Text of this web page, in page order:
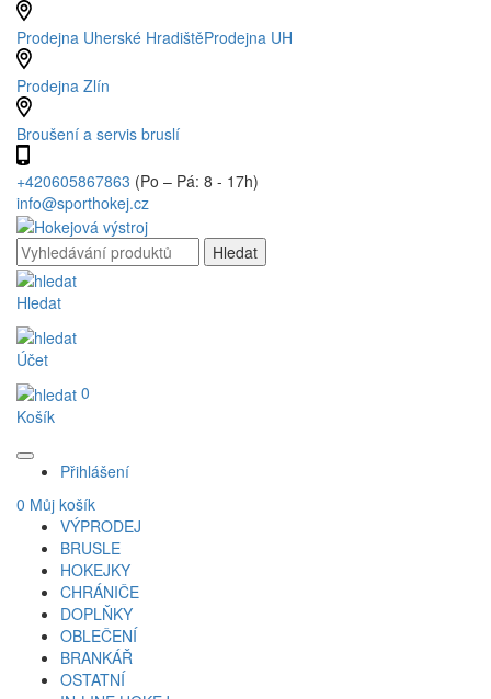
Prodejna Uherské HradištěProdejna UH
Prodejna Zlín
Broušení a servis bruslí
+420605867863 (Po – Pá: 8 - 17h)
info@sporthokej.cz
Hledat
Účet
0
Košík
Přihlášení
0 Můj košík
VÝPRODEJ
BRUSLE
HOKEJKY
CHRÁNIČE
DOPLŇKY
OBLEČENÍ
BRANKÁŘ
OSTATNÍ